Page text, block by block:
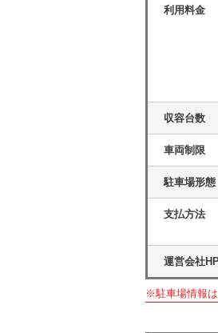
利用料金
収容台数
車両制限
駐車場形態
支払方法
運営会社
※駐車場情報は